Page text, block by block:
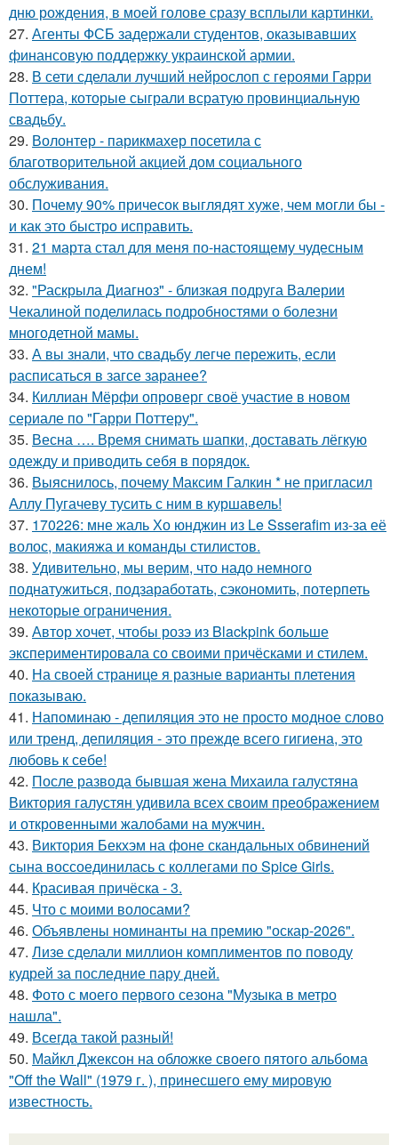
дню рождения, в моей голове сразу всплыли картинки.
27. Агенты ФСБ задержали студентов, оказывавших
финансовую поддержку украинской армии.
28. В сети сделали лучший нейрослоп с героями Гарри
Поттера, которые сыграли всратую провинциальную
свадьбу.
29. Волонтер - парикмахер посетила с
благотворительной акцией дом социального
обслуживания.
30. Почему 90% причесок выглядят хуже, чем могли бы -
и как это быстро исправить.
31. 21 марта стал для меня по-настоящему чудесным
днем!
32. "Раскрыла Диагноз" - близкая подруга Валерии
Чекалиной поделилась подробностями о болезни
многодетной мамы.
33. А вы знали, что свадьбу легче пережить, если
расписаться в загсе заранее?
34. Киллиан Мёрфи опроверг своё участие в новом
сериале по "Гарри Поттеру".
35. Весна …. Время снимать шапки, доставать лёгкую
одежду и приводить себя в порядок.
36. Выяснилось, почему Максим Галкин * не пригласил
Аллу Пугачеву тусить с ним в куршавель!
37. 170226: мне жаль Хо юнджин из Le Ssserafim из-за её
волос, макияжа и команды стилистов.
38. Удивительно, мы верим, что надо немного
поднатужиться, подзаработать, сэкономить, потерпеть
некоторые ограничения.
39. Автор хочет, чтобы розэ из Blackpink больше
экспериментировала со своими причёсками и стилем.
40. На своей странице я разные варианты плетения
показываю.
41. Напоминаю - депиляция это не просто модное слово
или тренд, депиляция - это прежде всего гигиена, это
любовь к себе!
42. После развода бывшая жена Михаила галустяна
Виктория галустян удивила всех своим преображением
и откровенными жалобами на мужчин.
43. Виктория Бекхэм на фоне скандальных обвинений
сына воссоединилась с коллегами по Spice Girls.
44. Красивая причёска - 3.
45. Что с моими волосами?
46. Объявлены номинанты на премию "оскар-2026".
47. Лизе сделали миллион комплиментов по поводу
кудрей за последние пару дней.
48. Фото с моего первого сезона "Музыка в метро
нашла".
49. Всегда такой разный!
50. Майкл Джексон на обложке своего пятого альбома
"Off the Wall" (1979 г. ), принесшего ему мировую
известность.